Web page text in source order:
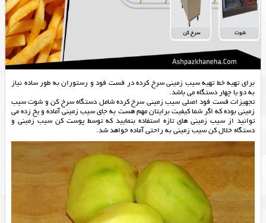
برای تهیه خط تهیه سیب زمینی سرخ کرده در فست فود و رستوران به طور ساده نیاز
به دو یا چهار دستگاه می باشد.
تجهیزات فست فود اصلی سیب زمینی سرخ کرده شامل دستگاه سرخ کن و شوت سیب
زمینی بوده که اگر شما کیفیت برایتان مهم هست به جای سیب زمینی آماده و یخ زده می
توانید از سیب زمینی های تازه استفاده بنمایید که توسط پوست کن سیب زمینی و
دستگاه خلال کن سیب زمینی به راحتی آماده خواهد شد.